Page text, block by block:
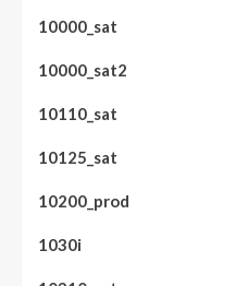
10000_sat
10000_sat2
10110_sat
10125_sat
10200_prod
1030i